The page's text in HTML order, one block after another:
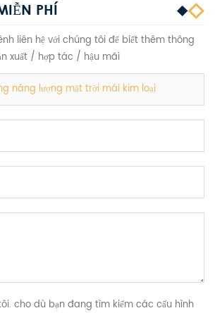
PHÍ
liên hệ với chúng tôi để biết thêm thông
xuất / hợp tác / hậu mãi
năng lượng mặt trời mái kim loại
cho dù bạn đang tìm kiếm các cấu hình